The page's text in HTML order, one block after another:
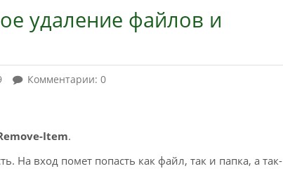
удаление файлов и
Комментарии: 0
Item.
На вход помет попасть как файл, так и папка, а так-